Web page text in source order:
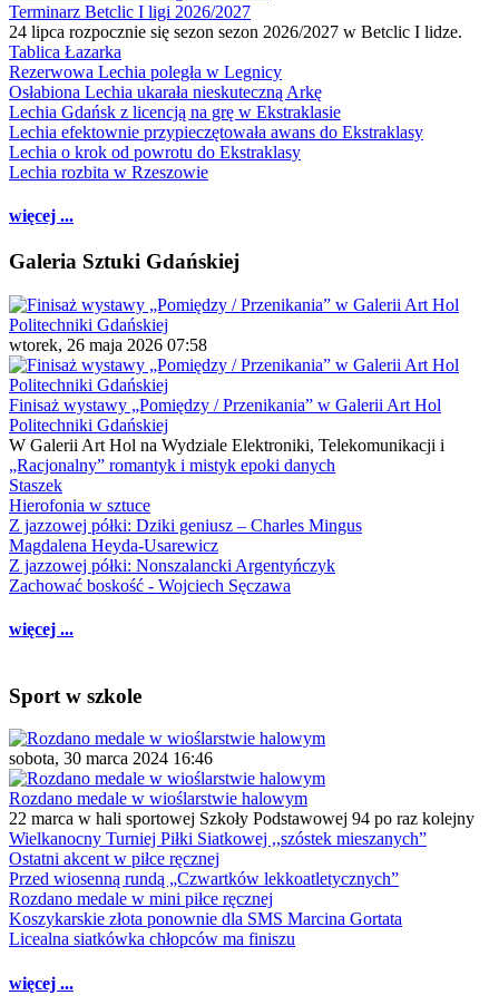
Terminarz Betclic I ligi 2026/2027
24 lipca rozpocznie się sezon sezon 2026/2027 w Betclic I lidze.
Tablica Łazarka
Rezerwowa Lechia poległa w Legnicy
Osłabiona Lechia ukarała nieskuteczną Arkę
Lechia Gdańsk z licencją na grę w Ekstraklasie
Lechia efektownie przypieczętowała awans do Ekstraklasy
Lechia o krok od powrotu do Ekstraklasy
Lechia rozbita w Rzeszowie
więcej ...
Galeria Sztuki Gdańskiej
wtorek, 26 maja 2026 07:58
Finisaż wystawy „Pomiędzy / Przenikania” w Galerii Art Hol
Politechniki Gdańskiej
W Galerii Art Hol na Wydziale Elektroniki, Telekomunikacji i
„Racjonalny” romantyk i mistyk epoki danych
Staszek
Hierofonia w sztuce
Z jazzowej półki: Dziki geniusz – Charles Mingus
Magdalena Heyda-Usarewicz
Z jazzowej półki: Nonszalancki Argentyńczyk
Zachować boskość - Wojciech Sęczawa
więcej ...
Sport w szkole
sobota, 30 marca 2024 16:46
Rozdano medale w wioślarstwie halowym
22 marca w hali sportowej Szkoły Podstawowej 94 po raz kolejny
Wielkanocny Turniej Piłki Siatkowej ,,szóstek mieszanych”
Ostatni akcent w piłce ręcznej
Przed wiosenną rundą „Czwartków lekkoatletycznych”
Rozdano medale w mini piłce ręcznej
Koszykarskie złota ponownie dla SMS Marcina Gortata
Licealna siatkówka chłopców ma finiszu
więcej ...